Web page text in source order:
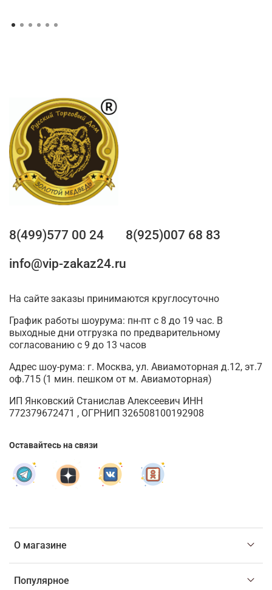
О магазине
Популярное
8(499)577 00 24
8(925)007 68 83
info@vip-zakaz24.ru
На сайте заказы принимаются круглосуточно
График работы шоурума: пн-пт с 8 до 19 час. В
выходные дни отгрузка по предварительному
согласованию с 9 до 13 часов
Адрес шоу-рума: г. Москва, ул. Авиамоторная д.12, эт.7
оф.715 (1 мин. пешком от м. Авиамоторная)
ИП Янковский Станислав Алексеевич ИНН
772379672471 , ОГРНИП 326508100192908
Оставайтесь на связи